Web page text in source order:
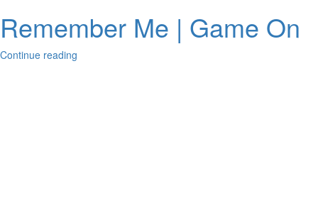
Remember Me | Game On
Continue reading